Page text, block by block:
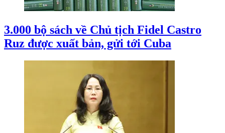
3.000 bộ sách về Chủ tịch Fidel Castro
Ruz được xuất bản, gửi tới Cuba